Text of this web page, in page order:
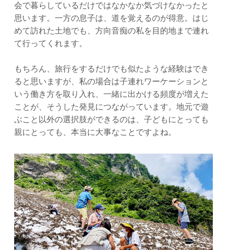
会で暮らしているだけではなかなか気づけなかったと
思います。一方の息子は、道を覚えるのが得意。はじ
めて訪れた土地でも、方向音痴の私を目的地まで連れ
て行ってくれます。
もちろん、旅行をするだけでも似たような経験はでき
ると思いますが、私の場合は子連れワーケーションと
いう働き方を取り入れ、一緒に出かける頻度が増えた
ことが、そうした発見につながっています。地元で遊
ぶこと以外の選択肢ができるのは、子どもにとっても
親にとっても、本当に大事なことですよね。